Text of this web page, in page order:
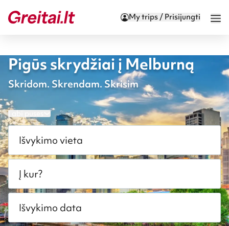
My trips / Prisijungti
Pigūs skrydžiai į Melburną
Skridom. Skrendam. Skrisim
Į abi puses
Išvykimo vieta
Į kur?
Išvykimo data